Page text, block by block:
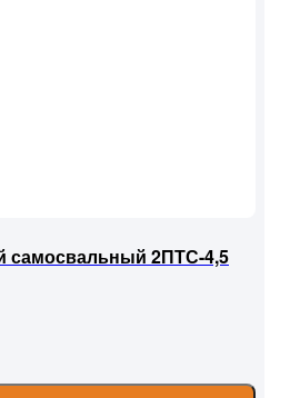
самосвальный 2ПТС-4,5